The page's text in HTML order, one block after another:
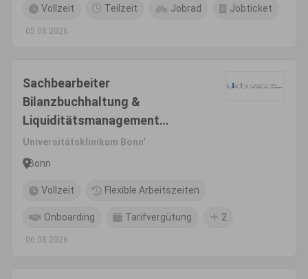
Vollzeit Teilzeit Jobrad Jobticket
05.08.2026
Sachbearbeiter
Bilanzbuchhaltung &
Liquiditätsmanagement
(m/w/d)
Universitätsklinikum Bonn'
Bonn
Vollzeit Flexible Arbeitszeiten
Onboarding Tarifvergütung 2
06.08.2026